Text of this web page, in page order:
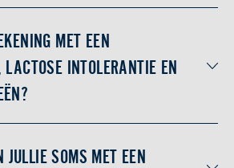
MET EEN
LACTOSE INTOLERANTIE EN
JULLIE SOMS MET EEN